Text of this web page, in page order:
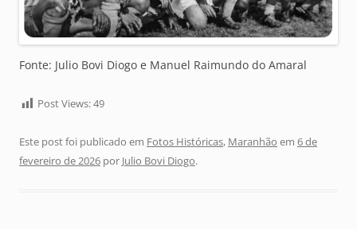
Fonte: Julio Bovi Diogo e Manuel Raimundo do Amaral
Post Views:49
Este post foi publicado em Fotos Históricas, Maranhão em 6 de
fevereiro de 2026 por Julio Bovi Diogo.